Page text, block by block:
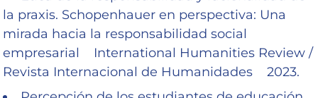
la praxis. Schopenhauer en perspectiva: Una
mirada hacia la responsabilidad social
empresarial International Humanities Review /
Revista Internacional de Humanidades 2023.